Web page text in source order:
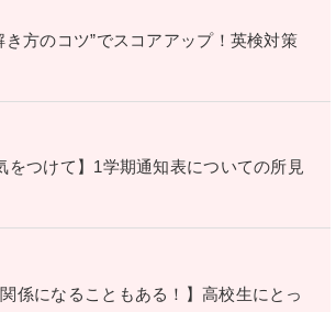
き方のコツ”でスコアアップ！英検対策
をつけて】1学期通知表についての所見
関係になることもある！】高校生にとっ